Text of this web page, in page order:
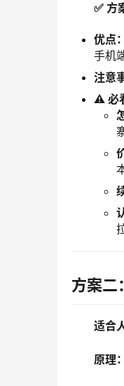
✅ 方
优点：
手机
注意
⚠️ 必
方案二
适合
原理：